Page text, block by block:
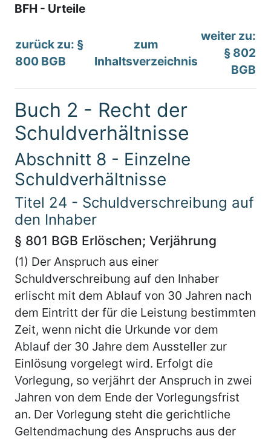
BFH - Urteile
zurück zu: §
800 BGB
zum
Inhaltsverzeichnis
weiter zu:
§ 802
BGB
Buch 2 - Recht der
Schuldverhältnisse
Abschnitt 8 - Einzelne
Schuldverhältnisse
Titel 24 - Schuldverschreibung auf
den Inhaber
§ 801 BGB Erlöschen; Verjährung
(1) Der Anspruch aus einer
Schuldverschreibung auf den Inhaber
erlischt mit dem Ablauf von 30 Jahren nach
dem Eintritt der für die Leistung bestimmten
Zeit, wenn nicht die Urkunde vor dem
Ablauf der 30 Jahre dem Aussteller zur
Einlösung vorgelegt wird. Erfolgt die
Vorlegung, so verjährt der Anspruch in zwei
Jahren von dem Ende der Vorlegungsfrist
an. Der Vorlegung steht die gerichtliche
Geltendmachung des Anspruchs aus der